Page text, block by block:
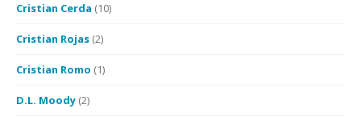
Cristian Cerda (10)
Cristian Rojas (2)
Cristian Romo (1)
D.L. Moody (2)